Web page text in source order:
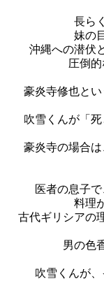
長ら
妹の
沖縄への潜伏
圧倒
豪炎寺修也と
吹雪くんが「
豪炎寺の場合
医者の息子
料理
古代ギリシアの
男の色
吹雪くんが